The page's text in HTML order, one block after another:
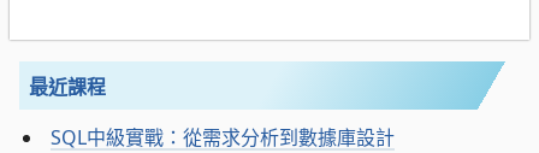
最近課程
SQL中級實戰：從需求分析到數據庫設計